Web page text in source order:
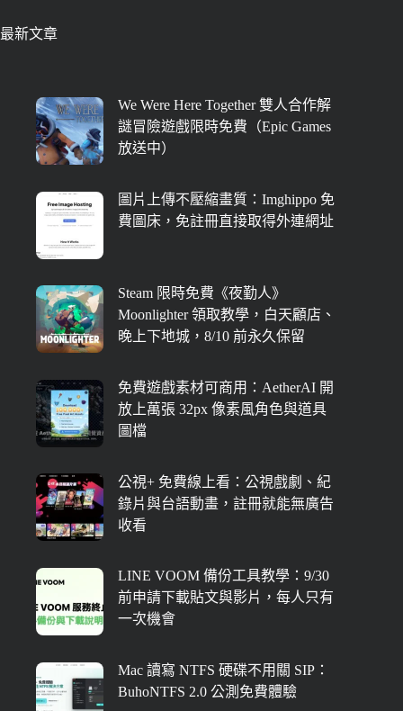
最新文章
We Were Here Together 雙人合作解
謎冒險遊戲限時免費（Epic Games
放送中）
圖片上傳不壓縮畫質：Imghippo 免
費圖床，免註冊直接取得外連網址
Steam 限時免費《夜勤人》
Moonlighter 領取教學，白天顧店、
晚上下地城，8/10 前永久保留
免費遊戲素材可商用：AetherAI 開
放上萬張 32px 像素風角色與道具
圖檔
公視+ 免費線上看：公視戲劇、紀
錄片與台語動畫，註冊就能無廣告
收看
LINE VOOM 備份工具教學：9/30
前申請下載貼文與影片，每人只有
一次機會
Mac 讀寫 NTFS 硬碟不用關 SIP：
BuhoNTFS 2.0 公測免費體驗